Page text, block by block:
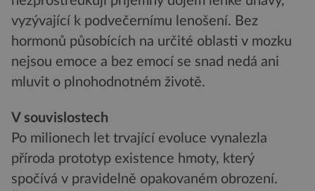
vyzývající k podvečernímu lenošení. Bez
hormonů působících na určité oblasti v mozku
nejsou emoce a bez emocí se snad nedá ani
mluvit o plnohodnotném životě.
V souvislostech
Po milionech let trvající evoluce vynalezla
příroda prototyp existence hmoty, který
spočívá v pravidelně opakovaném obrození.